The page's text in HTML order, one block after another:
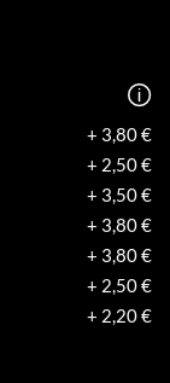
+ 3,80 €
+ 2,50 €
+ 3,50 €
+ 3,80 €
+ 3,80 €
+ 2,50 €
+ 2,20 €